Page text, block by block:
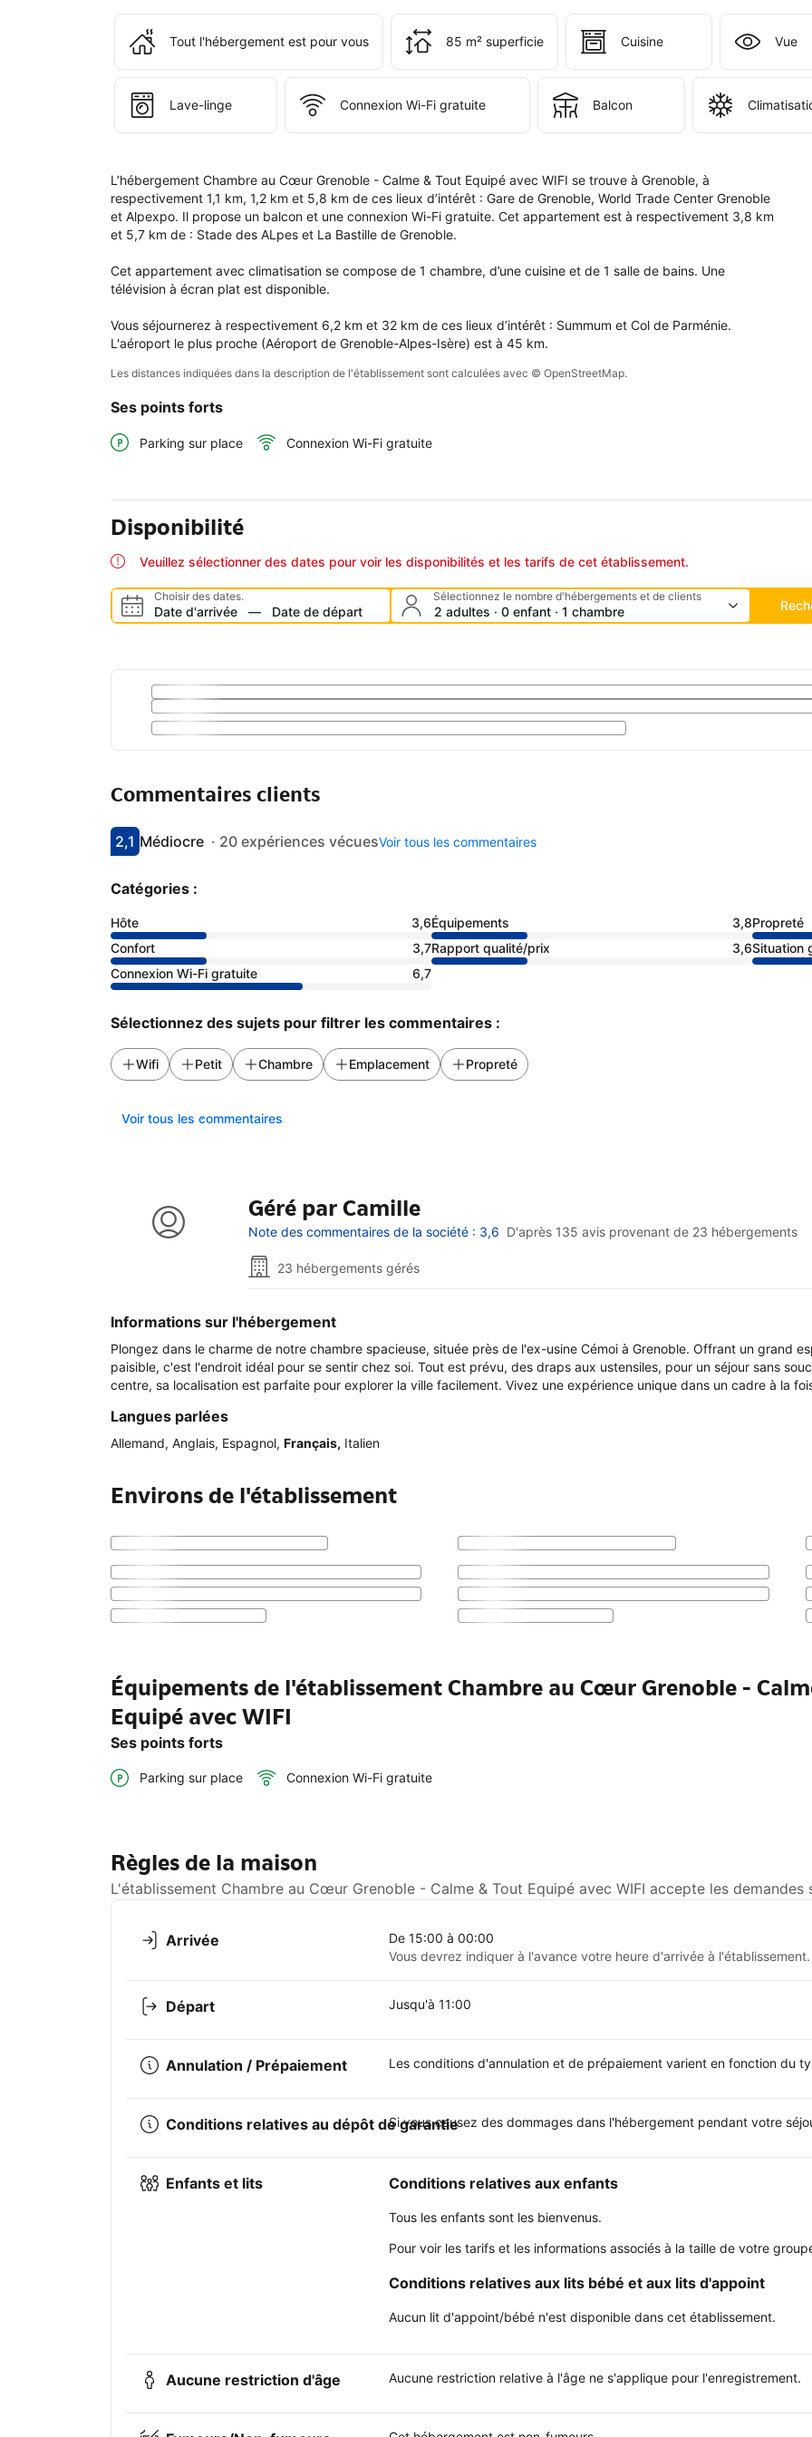
ainsi
que
dans
votre
Tout l'hébergement est pour vous 85 m² superficie Cuisine Vue
Lave-linge Connexion Wi-Fi gratuite Balcon
L’hébergement Chambre au Cœur Grenoble - Calme & Tout Equipé avec WIFI se trouve à Grenoble, à
respectivement 1,1 km, 1,2 km et 5,8 km de ces lieux d’intérêt : Gare de Grenoble, World Trade Center Grenoble
et Alpexpo. Il propose un balcon et une connexion Wi-Fi gratuite. Cet appartement est à respectivement 3,8 km
et 5,7 km de : Stade des ALpes et La Bastille de Grenoble.
Cet appartement avec climatisation se compose de 1 chambre, d’une cuisine et de 1 salle de bains. Une
télévision à écran plat est disponible.
Vous séjournerez à respectivement 6,2 km et 32 km de ces lieux d’intérêt : Summum et Col de Parménie.
L'aéroport le plus proche (Aéroport de Grenoble-Alpes-Isère) est à 45 km.
Les distances indiquées dans la description de l'établissement sont calculées avec © OpenStreetMap.
Ses points forts
Parking sur place Connexion Wi-Fi gratuite
Disponibilité
Veuillez sélectionner des dates pour voir les disponibilités et les tarifs de cet établissement.
Choisir des dates.
Date d'arrivée — Date de départ
Sélectionnez le nombre d'hébergements et de clients
2 adultes · 0 enfant · 1 chambre
Commentaires clients
Avec une note de 2.1
2,1
médiocreMédiocre · 20 expériences vécuesVoir tous les commentaires
Catégories :
Hôte 3,6Équipements 3,8Propreté
Confort
3,7Rapport qualité/prix 3,6Situation
Connexion Wi-Fi gratuite
6,7
Sélectionnez des sujets pour filtrer les commentaires :
Wifi Petit Chambre Emplacement Propreté
Voir tous les commentaires
Géré par Camille
Note des commentaires de la société : 3,6 D'après 135 avis provenant de 23 hébergements
23 hébergements gérés
Informations sur l'hébergement
Plongez dans le charme de notre chambre spacieuse, située près de l'ex-usine Cémoi à Grenoble. Offrant un grand
paisible, c'est l'endroit idéal pour se sentir chez soi. Tout est prévu, des draps aux ustensiles, pour un séjour sans
centre, sa localisation est parfaite pour explorer la ville facilement. Vivez une expérience unique dans un cadre à la
Langues parlées
Allemand, Anglais, Espagnol, Français, Italien
Environs de l'établissement
Équipements de l'établissement Chambre au Cœur Grenoble -
Equipé avec WIFI
Ses points forts
Parking sur place Connexion Wi-Fi gratuite
Règles de la maison
L'établissement Chambre au Cœur Grenoble - Calme & Tout Equipé avec WIFI accepte les
Arrivée
De 15:00 à 00:00
Vous devrez indiquer à l'avance votre heure d'arrivée à l'établissement.
Départ Jusqu'à 11:00
Annulation / Prépaiement Les conditions d'annulation et de prépaiement varient en fonction du
Conditions relatives au dépôt de garantieSi vous causez des dommages dans l'hébergement pendant votre
Enfants et lits Conditions relatives aux enfants
Tous les enfants sont les bienvenus.
Pour voir les tarifs et les informations associés à la taille de votre
Conditions relatives aux lits bébé et aux lits d'appoint
Aucun lit d'appoint/bébé n'est disponible dans cet établissement.
Aucune restriction d'âge Aucune restriction relative à l'âge ne s'applique pour l'enregistrement.